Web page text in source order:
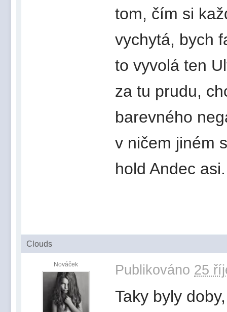
tom, čím si
vychytá, bych
to vyvolá ten
za tu prudu,
barevného
v ničem jiném
hold Andec asi.
Clouds
Nováček Publikováno 25
Taky byly